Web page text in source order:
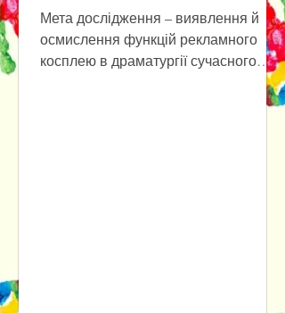
Мета дослідження – виявлення й
осмислення функцій рекламного
косплею в драматургії сучасного